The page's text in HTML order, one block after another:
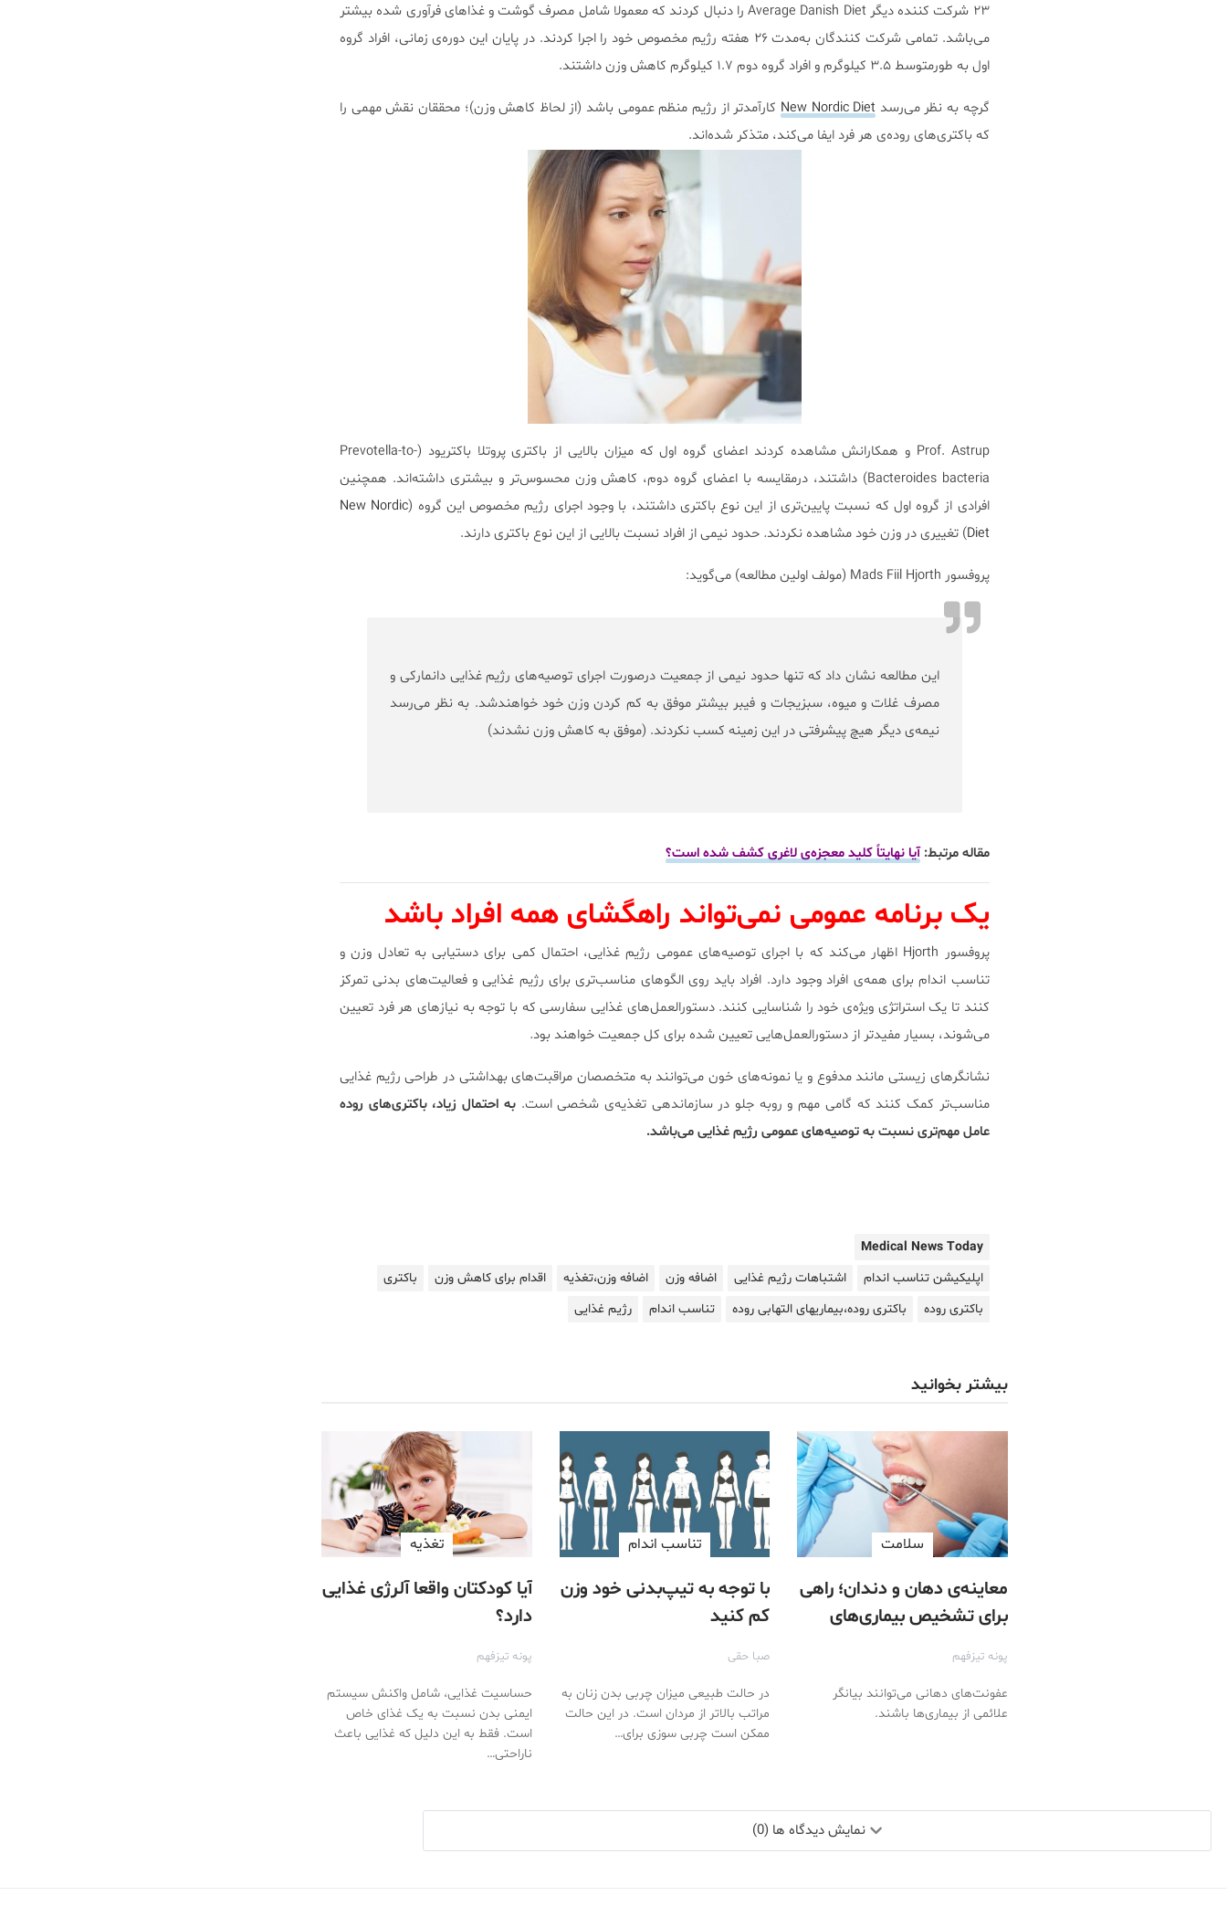
۲۳ شرکت کننده دیگر Average Danish Diet را دنبال کردند که معمولا شامل مصرف گوشت و غذا‌های فرآوری شده بیشتر
می‌باشد. تمامی شرکت کنندگان به‌مدت ۲۶ هفته رژیم مخصوص خود را اجرا کردند. در پایان این دوره‌ی زمانی، افراد گروه
اول به طورمتوسط ۳.۵ کیلوگرم و افراد گروه دوم ۱.۷ کیلوگرم کاهش وزن داشتند.
گرچه به نظر می‌رسد New Nordic Diet کارآمد‌تر از رژیم منظم عمومی باشد (از لحاظ کاهش وزن)؛ محققان نقش مهمی را
که باکتری‌های روده‌ی هر فرد ایفا می‌کند، متذکر شده‌اند.
Prof. Astrup و همکارانش مشاهده کردند اعضای گروه اول که میزان بالایی از باکتری پروتلا باکتریود (Prevotella-to-
Bacteroides bacteria) داشتند، در‌مقایسه با اعضای گروه دوم، کاهش وزن محسوس‌تر و بیشتری داشته‌اند. همچنین
افرادی از گروه اول که نسبت پایین‌تری از این نوع باکتری داشتند، با وجود اجرای رژیم مخصوص این گروه (New Nordic
Diet) تغییری در وزن خود مشاهده نکردند. حدود نیمی از افراد نسبت بالایی از این نوع باکتری دارند.
پروفسور Mads Fiil Hjorth (مولف اولین مطالعه) می‌گوید:
این مطالعه نشان داد که تنها حدود نیمی از جمعیت درصورت اجرای توصیه‌های رژیم غذایی دانمارکی و
مصرف غلات و میوه، سبزیجات و فیبر بیشتر موفق به کم کردن وزن خود خواهند‌شد. به نظر می‌رسد
نیمه‌ی دیگر هیچ پیشرفتی در این زمینه کسب نکردند. (موفق به کاهش وزن نشدند)
مقاله مرتبط: آيا نهايتاً كليد معجزه‌ی لاغری كشف شده است؟
یک برنامه عمومی نمی‌تواند راهگشای همه افراد باشد
پروفسور Hjorth اظهار می‌کند که با اجرای توصیه‌های عمومی رژیم غذایی، احتمال کمی برای دستیابی به تعادل وزن و
تناسب اندام برای همه‌ی افراد وجود دارد. افراد باید روی الگو‌های مناسب‌تری برای رژیم غذایی و فعالیت‌های بدنی تمرکز
کنند تا یک استراتژی ویژه‌‌ی خود را شناسایی کنند. دستورالعمل‌های غذایی سفارسی که با توجه به نیاز‌های هر فرد تعیین
می‌شوند، بسیار مفیدتر از دستورالعمل‌هایی تعیین شده برای کل جمعیت خواهند بود.
نشانگر‌های زیستی مانند مدفوع و یا نمونه‌های خون می‌توانند به متخصصان مراقبت‌های بهداشتی در طراحی رژیم غذایی
مناسب‌تر کمک کنند که گامی مهم و روبه جلو در سازماندهی تغذیه‌ی شخصی است.به احتمال زیاد، باکتری‌های روده
عامل مهم‌تری نسبت به توصیه‌های عمومی رژیم غذایی می‌باشد.
Medical News Today
اپلیکیشن تناسب اندام
اشتباهات رژیم غذایی اضافه وزن اضافه وزن،تغذیه اقدام برای کاهش وزن
باکتری
باکتری روده
باکتری روده،بیماریهای التهابی روده تناسب اندام رژیم غذایی
بیشتر بخوانید
سلامت
معاینه‌ی دهان و دندان؛ راهی
برای تشخیص بیماری‌های
پونه تیزفهم
عفونت‌های دهانی می‌توانند بیانگر
علائمی از بیماری‌ها باشند.
تناسب اندام
با توجه به تیپ‌بدنی خود وزن
کم کنید
صبا حقی
در حالت طبیعی میزان چربی بدن زنان به
مراتب بالاتر از مردان است. در این حالت
ممکن است چربی سوزی برای…
تغذیه
آیا کودکتان واقعا آلرژی غذایی
دارد؟
پونه تیزفهم
حساسیت غذایی، شامل واکنش سیستم
ایمنی بدن نسبت به یک غذای خاص
است. فقط به این دلیل که غذایی باعث
ناراحتی…
نمایش دیدگاه ها (0)